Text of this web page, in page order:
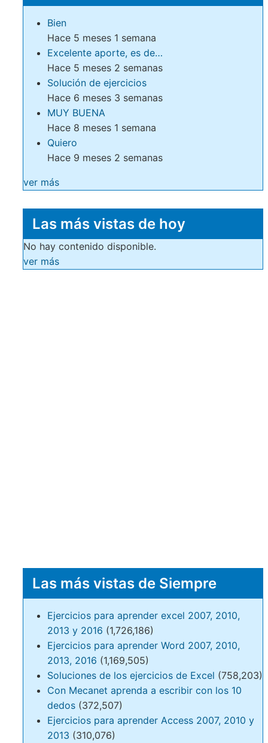
Bien
Hace 5 meses 1 semana
Excelente aporte, es de…
Hace 5 meses 2 semanas
Solución de ejercicios
Hace 6 meses 3 semanas
MUY BUENA
Hace 8 meses 1 semana
Quiero
Hace 9 meses 2 semanas
ver más
Las más vistas de hoy
No hay contenido disponible.
ver más
Las más vistas de Siempre
Ejercicios para aprender excel 2007, 2010,
2013 y 2016 (1,726,186)
Ejercicios para aprender Word 2007, 2010,
2013, 2016 (1,169,505)
Soluciones de los ejercicios de Excel (758,203)
Con Mecanet aprenda a escribir con los 10
dedos (372,507)
Ejercicios para aprender Access 2007, 2010 y
2013 (310,076)